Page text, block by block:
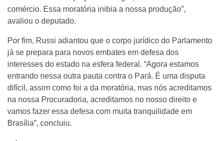
comércio. Essa moratória inibia a nossa produção”,
avaliou o deputado.
Por fim, Russi adiantou que o corpo jurídico do Parlamento
já se prepara para novos embates em defesa dos
interesses do estado na esfera federal. “Agora estamos
entrando nessa outra pauta contra o Pará. É uma disputa
difícil, assim como foi a da moratória, mas nós acreditamos
na nossa Procuradoria, acreditamos no nosso direito e
vamos fazer essa defesa com muita tranquilidade em
Brasília”, concluiu.